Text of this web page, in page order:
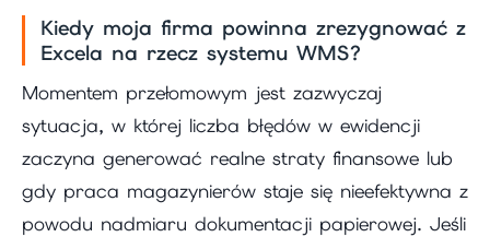
Kiedy moja firma powinna zrezygnować z
Excela na rzecz systemu WMS?
Momentem przełomowym jest zazwyczaj
sytuacja, w której liczba błędów w ewidencji
zaczyna generować realne straty finansowe lub
gdy praca magazynierów staje się nieefektywna z
powodu nadmiaru dokumentacji papierowej. Jeśli